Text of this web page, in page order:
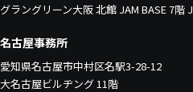
グラングリーン大阪 北館 JAM BASE 7階
名古屋事務所
愛知県名古屋市中村区名駅3-28-12
大名古屋ビルヂング 11階